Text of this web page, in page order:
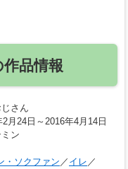
品情報
さん
2月24日～2016年4月14日
ン
・ソクファン ／ イレ ／